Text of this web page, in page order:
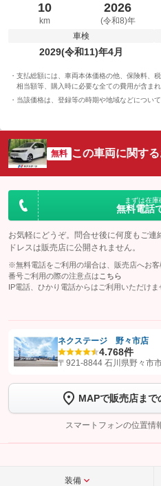
10
km
2026
(令和8)年
車検
2029(令和11)年4月
支払総額には、車両本体価格の他、保険料、
相当額等、購入時に必要な全ての費用が含まれ
当該価格は、登録等の時期や地域などについ
無料 この車両に関す
まずは在
無料電話
お気軽にどうぞ。問合せ後に何度もご
ドレスは販売店に公開されません。
※無料電話をご利用の場合は、販売店へお
番号ご利用の際の注意点は こちら
IP電話、ひかり電話からはご利用いただけま
【STEP1】認証画面でグーネットを友だ
トーク画面で
ボタンをタ
完了してください。
こちら
ネクステージ 野々市店
4.768件
〒921-8844 石川県野々市
MAPで販売店まで
スマートフォンの位置情
装備